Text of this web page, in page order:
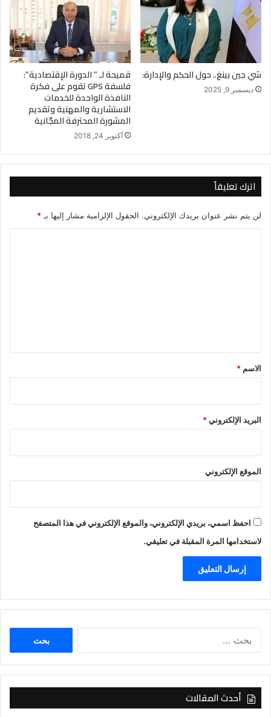
شي جين بينغ.. حول الحكم والإدارة:
ديسمبر 9, 2025
قميحة لـ ” الدورة الإقتصادية”:
فلسفة GPS تقوم على فكرة
النافذة الواحدة للخدمات
الاستشارية والمهنية وتقديم
المشورة المحترفة المجّانية
أكتوبر 24, 2018
اترك تعليقاً
لن يتم نشر عنوان بريدك الإلكتروني. الحقول الإلزامية مشار إليها بـ *
*
الاسم *
البريد الإلكتروني*
الموقع الإلكتروني
احفظ اسمي، بريدي الإلكتروني، والموقع الإلكتروني في هذا المتصفح
لاستخدامها المرة المقبلة في تعليقي.
أحدث المقالات